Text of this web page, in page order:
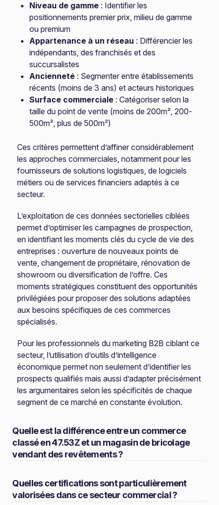
Niveau de gamme : Identifier les
positionnements premier prix, milieu de gamme
ou premium
Appartenance à un réseau : Différencier les
indépendants, des franchisés et des
succursalistes
Ancienneté : Segmenter entre établissements
récents (moins de 3 ans) et acteurs historiques
Surface commerciale : Catégoriser selon la
taille du point de vente (moins de 200m², 200-
500m², plus de 500m²)
Ces critères permettent d’affiner considérablement
les approches commerciales, notamment pour les
fournisseurs de solutions logistiques, de logiciels
métiers ou de services financiers adaptés à ce
secteur.
L’exploitation de ces données sectorielles ciblées
permet d’optimiser les campagnes de prospection,
en identifiant les moments clés du cycle de vie des
entreprises : ouverture de nouveaux points de
vente, changement de propriétaire, rénovation de
showroom ou diversification de l’offre. Ces
moments stratégiques constituent des opportunités
privilégiées pour proposer des solutions adaptées
aux besoins spécifiques de ces commerces
spécialisés.
Pour les professionnels du marketing B2B ciblant ce
secteur, l’utilisation d’outils d’intelligence
économique permet non seulement d’identifier les
prospects qualifiés mais aussi d’adapter précisément
les argumentaires selon les spécificités de chaque
segment de ce marché en constante évolution.
Quelle est la différence entre un commerce
classé en 47.53Z et un magasin de bricolage
vendant des revêtements ?
Quelles certifications sont particulièrement
valorisées dans ce secteur commercial ?